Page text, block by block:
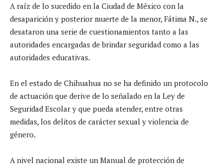
A raíz de lo sucedido en la Ciudad de México con la
desaparición y posterior muerte de la menor, Fátima N., se
desataron una serie de cuestionamientos tanto a las
autoridades encargadas de brindar seguridad como a las
autoridades educativas.
En el estado de Chihuahua no se ha definido un protocolo
de actuación que derive de lo señalado en la Ley de
Seguridad Escolar y que pueda atender, entre otras
medidas, los delitos de carácter sexual y violencia de
género.
A nivel nacional existe un Manual de protección de